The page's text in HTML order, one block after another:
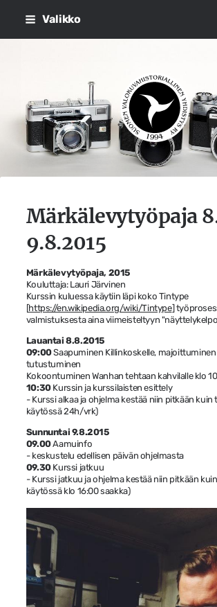
Siirry
sivun
sisältöön
Valikko
Suomen
Märkälevytyöpaja
9.8.2015
Märkälevytyöpaja, 2015
Kouluttaja: Lauri Järvinen
Kurssin kuluessa käytiin läpi koko Tintype
[https://en.wikipedia.org/wiki/Tintype]
valmistuksesta aina viimeisteltyyn
Lauantai 8.8.2015
09:00Saapuminen Killinkoskelle,
tutustuminen
Kokoontuminen Wanhan tehtaan kahvilalle klo
10:30Kurssin ja kurssilaisten esittely
- Kurssi alkaa ja ohjelma kestää niin pitkään kuin
käytössä 24h/vrk)
Sunnuntai 9.8.2015
09.00Aamuinfo
- keskustelu edellisen päivän ohjelmasta
09.30 Kurssi jatkuu
- Kurssi jatkuu ja ohjelma kestää niin pitkään
käytössä klo 16:00 saakka)